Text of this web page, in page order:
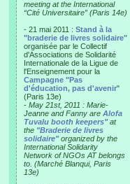
meeting at the International
“Cité Universitaire” (Paris 14e)
- 21 mai 2011 : Stand à la
"braderie de livres solidaire"
organisée par le Collectif
d'Associations de Solidarité
Internationale de la Ligue de
l'Enseignement pour la
Campagne "Pas
d'éducation, pas d'avenir"
(Paris 13e)
- May 21st, 2011 : Marie-
Jeanne and Fanny are Alofa
Tuvalu booth keepers"at
the "Braderie de livres
solidaire"organized by the
International Solidarity
Network of NGOs AT belongs
to. (Marché Blanqui, Paris
13e)